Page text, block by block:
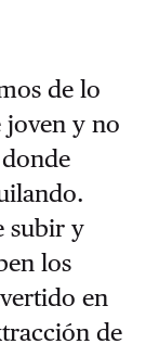
de lo
joven y no
subir y
los
en
de